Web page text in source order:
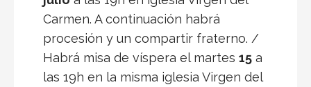
Carmen. A continuación habrá
procesión y un compartir fraterno. /
Habrá misa de víspera el martes 15a
las 19h en la misma iglesia Virgen del